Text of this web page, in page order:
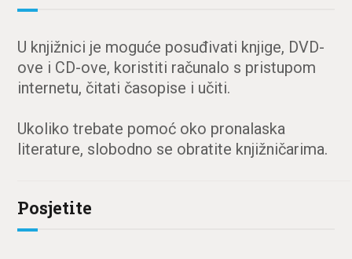
U knjižnici je moguće posuđivati knjige, DVD-
ove i CD-ove, koristiti računalo s pristupom
internetu, čitati časopise i učiti.
Ukoliko trebate pomoć oko pronalaska
literature, slobodno se obratite knjižničarima.
Posjetite